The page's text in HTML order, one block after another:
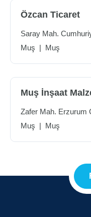
Özcan Ticaret
Saray Mah.
Muş | Muş
Muş İnşaat
Zafer Mah. Erzurum
Muş | Muş